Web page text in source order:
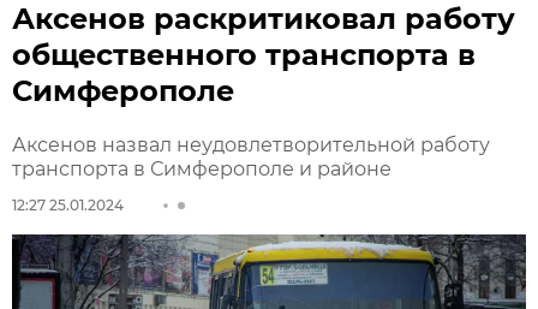
Аксенов раскритиковал работу
общественного транспорта в
Симферополе
Аксенов назвал неудовлетворительной работу
транспорта в Симферополе и районе
12:27 25.01.2024